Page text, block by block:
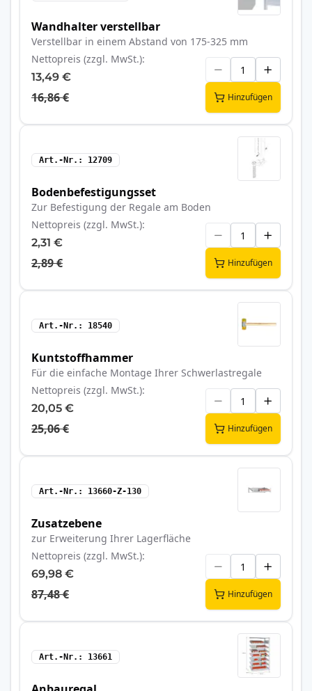
Wandhalter verstellbar
Verstellbar in einem Abstand von 175-325 mm
Nettopreis (zzgl. MwSt.)
13,49 €
16,86 € Hinzufügen
Art.-Nr. 12709
Bodenbefestigungsset
Zur Befestigung der Regale am Boden
Nettopreis (zzgl. MwSt.)
2,31 €
2,89 € Hinzufügen
Art.-Nr. 18540
Kuntstoffhammer
Für die einfache Montage Ihrer Schwerlastregale
Nettopreis (zzgl. MwSt.)
20,05 €
25,06 € Hinzufügen
Art.-Nr. 13660-Z-130
Zusatzebene
zur Erweiterung Ihrer Lagerfläche
Nettopreis (zzgl. MwSt.)
69,98 €
87,48 € Hinzufügen
Art.-Nr. 13661